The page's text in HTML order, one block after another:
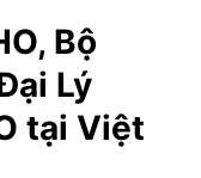
Bộ
Lý
tại Việt